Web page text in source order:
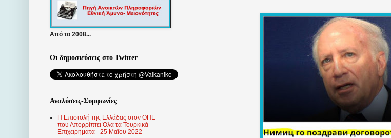
Από το 2008...
Οι δημοσιεύσεις στο Twitter
Αναλύσεις-Συμφωνίες
Η Επιστολή της Ελλάδας στον ΟΗΕ
που Απορρίπτει Όλα τα Τουρκικά
Επιχειρήματα - 25 Μαΐου 2022